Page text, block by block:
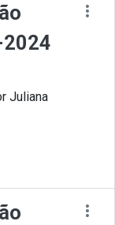
2024
Juliana